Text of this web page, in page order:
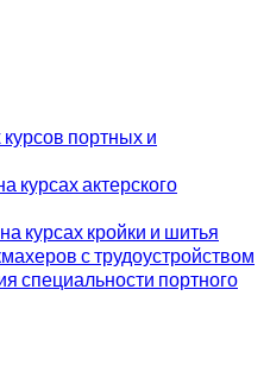
портных и
курсах актерского
курсах кройки и шитья
с трудоустройством
специальности портного